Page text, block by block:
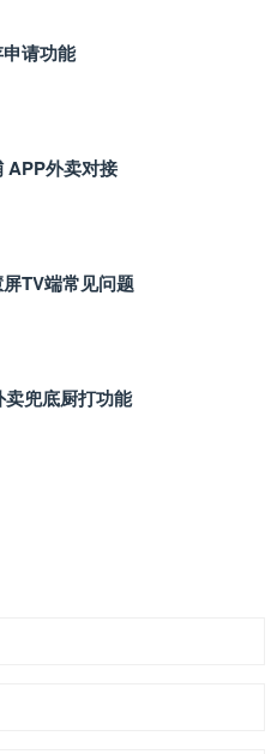
请功能
APP外卖对接
TV端常见问题
兜底厨打功能